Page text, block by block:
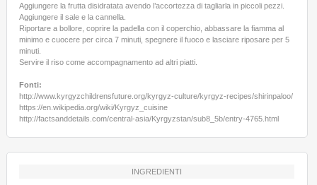
Aggiungere la frutta disidratata avendo l’accortezza di tagliarla in piccoli pezzi.
Aggiungere il sale e la cannella.
Riportare a bollore, coprire la padella con il coperchio, abbassare la fiamma al
minimo e cuocere per circa 7 minuti, spegnere il fuoco e lasciare riposare per 5
minuti.
Servire il riso come accompagnamento ad altri piatti.
Fonti:
http://www.kyrgyzchildrensfuture.org/kyrgyz-culture/kyrgyz-recipes/shirinpaloo/
https://en.wikipedia.org/wiki/Kyrgyz_cuisine
http://factsanddetails.com/central-asia/Kyrgyzstan/sub8_5b/entry-4765.html
INGREDIENTI